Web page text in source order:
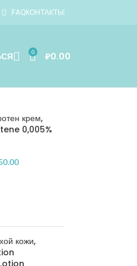
FAQКОНТАКТЫ
0 ₽0.00
крем,
0,005%
кожи,